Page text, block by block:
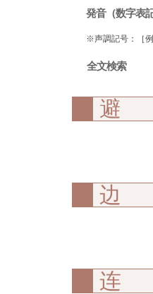
発音（数字表記
※声調記号：［
全文検索
避
边
连